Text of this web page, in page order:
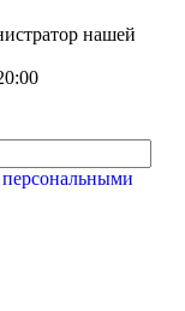
нашей
персональными